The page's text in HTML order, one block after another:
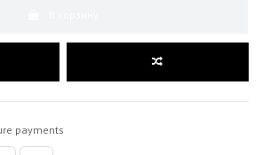
payments